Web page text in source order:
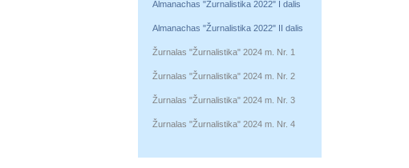
Almanachas "Žurnalistika 2022" I dalis
Almanachas "Žurnalistika 2022" II dalis
Žurnalas "Žurnalistika" 2024 m. Nr. 1
Žurnalas "Žurnalistika" 2024 m. Nr. 2
Žurnalas "Žurnalistika" 2024 m. Nr. 3
Žurnalas "Žurnalistika" 2024 m. Nr. 4